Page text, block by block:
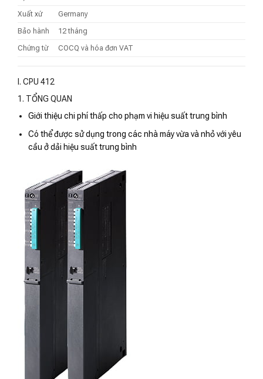
Xuất xứ
Germany
Bảo hành
12 tháng
Chứng từ
COCQ và hóa đơn VAT
I. CPU 412
1. TỔNG QUAN
Giới thiệu chi phí thấp cho phạm vi hiệu suất trung bình
Có thể được sử dụng trong các nhà máy vừa và nhỏ với yêu
cầu ở dải hiệu suất trung bình